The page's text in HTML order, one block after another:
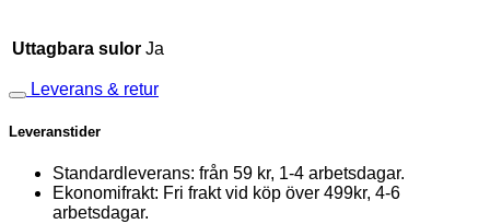
Uttagbara sulor Ja
Leverans & retur
Leveranstider
Standardleverans: från 59 kr, 1-4 arbetsdagar.
Ekonomifrakt: Fri frakt vid köp över 499kr, 4-6
arbetsdagar.